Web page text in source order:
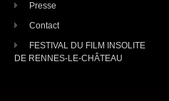
Presse
Contact
FESTIVAL DU FILM INSOLITE
DE RENNES-LE-CHÂTEAU